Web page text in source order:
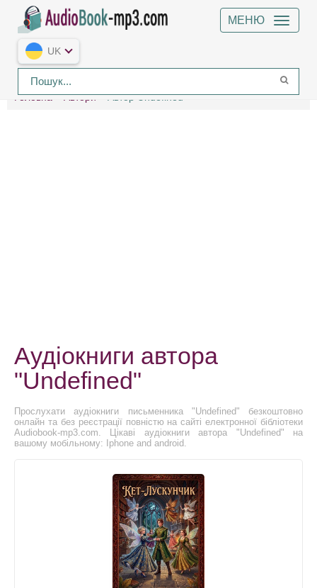
МЕНЮ
UK
Головна Автори Автор Undefined
Аудіокниги автора
"Undefined"
Прослухати аудіокниги письменника "Undefined" безкоштовно
онлайн та без реєстрації повністю на сайті електронної бібліотеки
Audiobook-mp3.com. Цікаві аудіокниги автора "Undefined" на
вашому мобільному: Iphone and android.